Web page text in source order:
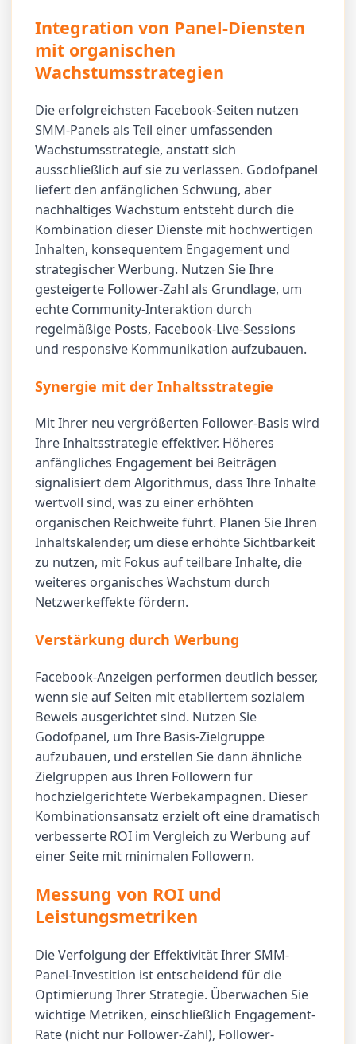
Integration von Panel-Diensten
mit organischen
Wachstumsstrategien
Die erfolgreichsten Facebook-Seiten nutzen
SMM-Panels als Teil einer umfassenden
Wachstumsstrategie, anstatt sich
ausschließlich auf sie zu verlassen. Godofpanel
liefert den anfänglichen Schwung, aber
nachhaltiges Wachstum entsteht durch die
Kombination dieser Dienste mit hochwertigen
Inhalten, konsequentem Engagement und
strategischer Werbung. Nutzen Sie Ihre
gesteigerte Follower-Zahl als Grundlage, um
echte Community-Interaktion durch
regelmäßige Posts, Facebook-Live-Sessions
und responsive Kommunikation aufzubauen.
Synergie mit der Inhaltsstrategie
Mit Ihrer neu vergrößerten Follower-Basis wird
Ihre Inhaltsstrategie effektiver. Höheres
anfängliches Engagement bei Beiträgen
signalisiert dem Algorithmus, dass Ihre Inhalte
wertvoll sind, was zu einer erhöhten
organischen Reichweite führt. Planen Sie Ihren
Inhaltskalender, um diese erhöhte Sichtbarkeit
zu nutzen, mit Fokus auf teilbare Inhalte, die
weiteres organisches Wachstum durch
Netzwerkeffekte fördern.
Verstärkung durch Werbung
Facebook-Anzeigen performen deutlich besser,
wenn sie auf Seiten mit etabliertem sozialem
Beweis ausgerichtet sind. Nutzen Sie
Godofpanel, um Ihre Basis-Zielgruppe
aufzubauen, und erstellen Sie dann ähnliche
Zielgruppen aus Ihren Followern für
hochzielgerichtete Werbekampagnen. Dieser
Kombinationsansatz erzielt oft eine dramatisch
verbesserte ROI im Vergleich zu Werbung auf
einer Seite mit minimalen Followern.
Messung von ROI und
Leistungsmetriken
Die Verfolgung der Effektivität Ihrer SMM-
Panel-Investition ist entscheidend für die
Optimierung Ihrer Strategie. Überwachen Sie
wichtige Metriken, einschließlich Engagement-
Rate (nicht nur Follower-Zahl), Follower-